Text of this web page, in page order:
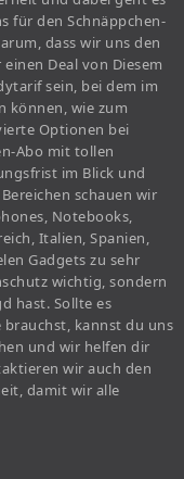
für den Schnäppchen-
dass wir uns den
Deal von Diesem
sein, bei dem im
können, wie zum
Optionen bei
Abo mit tollen
im Blick und
schauen wir
Notebooks,
Italien, Spanien,
Gadgets zu sehr
wichtig, sondern
hast. Sollte es
brauchst, kannst du uns
und wir helfen dir
wir auch den
damit wir alle